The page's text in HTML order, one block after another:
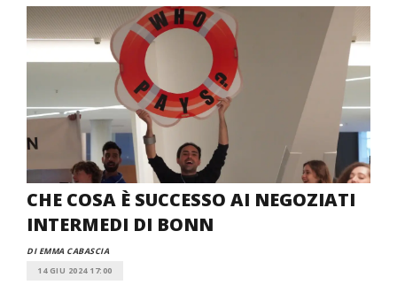
CHE COSA È SUCCESSO AI NEGOZIATI
INTERMEDI DI BONN
DI EMMA CABASCIA
14 GIU 2024 17:00